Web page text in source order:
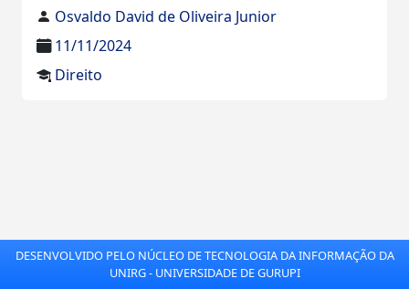
Osvaldo David de Oliveira Junior
11/11/2024
Direito
DESENVOLVIDO PELO NÚCLEO DE TECNOLOGIA DA INFORMAÇÃO DA
UNIRG - UNIVERSIDADE DE GURUPI